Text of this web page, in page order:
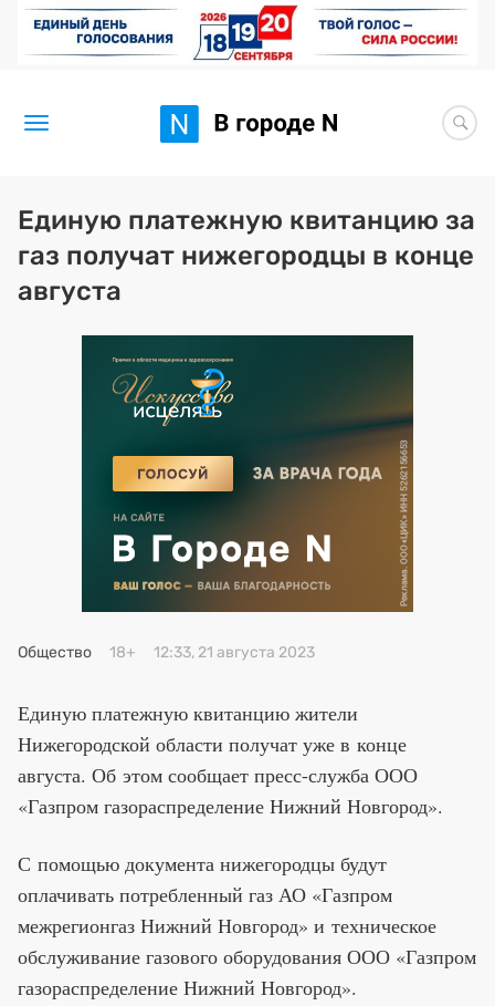
Новости
Статьи
BORЩ
Искусство исцелять
Премия 2025
Эксперты
Единую платежную квитанцию за
газ получат нижегородцы в конце
августа
Общество 18+ 12:33, 21 августа 2023
Единую платежную квитанцию жители
Нижегородской области получат уже в конце
августа. Об этом сообщает пресс-служба ООО
«Газпром газораспределение Нижний Новгород».
С помощью документа нижегородцы будут
оплачивать потребленный газ АО «Газпром
межрегионгаз Нижний Новгород» и техническое
обслуживание газового оборудования ООО «Газпром
газораспределение Нижний Новгород».